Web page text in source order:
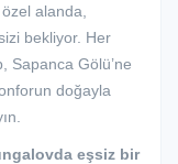
alanda,
bekliyor. Her
Sapanca Gölü’ne
doğayla
eşsiz bir